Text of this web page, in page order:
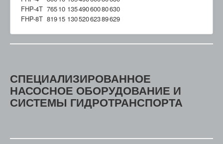
FHP-4T 76510 13549060080630
FHP-8T 81915 13052062389629
СПЕЦИАЛИЗИРОВАННОЕ
НАСОСНОЕ ОБОРУДОВАНИЕ И
СИСТЕМЫ ГИДРОТРАНСПОРТА